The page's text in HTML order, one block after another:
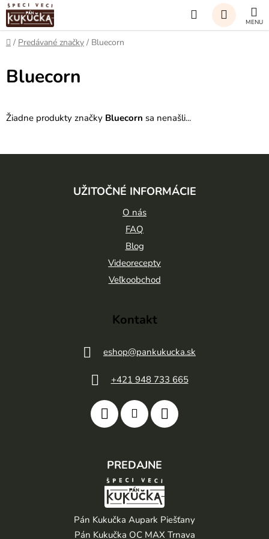
Prejsť
na
obsah
Hľadať
Domov
/ Predávané značky / Bluecorn
Bluecorn
Žiadne produkty značky Bluecorn sa nenašli...
UŽITOČNÉ INFORMÁCIE
O nás
FAQ
Blog
Videorecepty
Veľkoobchod
Kontakt
eshop@pankukucka.sk
+421 948 733 665
PREDAJNE
Pán Kukučka Aupark Piešťany
Pán Kukučka OC MAX Trnava